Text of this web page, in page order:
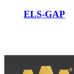
ELS-GAP